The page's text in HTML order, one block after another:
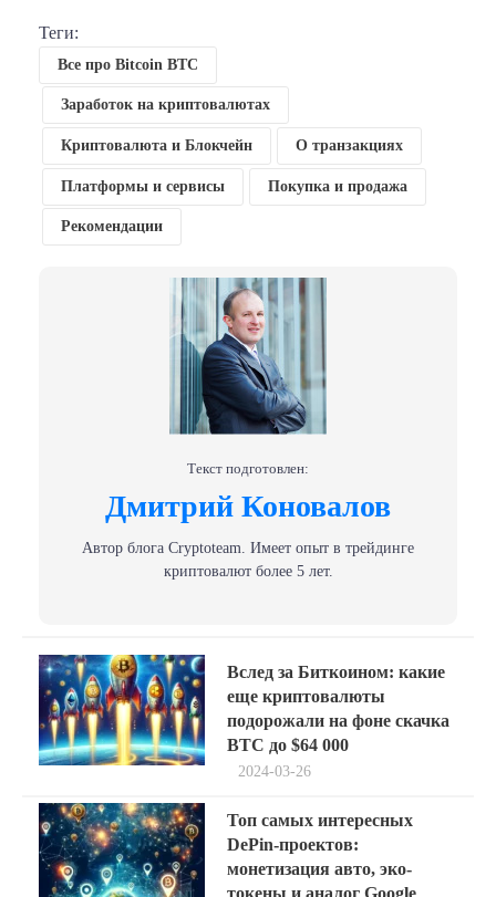
Теги:
Все про Bitcoin BTC
Заработок на криптовалютах
Криптовалюта и Блокчейн О транзакциях
Платформы и сервисы Покупка и продажа
Рекомендации
Текст подготовлен:
Дмитрий Коновалов
Автор блога Сryptoteam. Имеет опыт в трейдинге
криптовалют более 5 лет.
Навигация
по
записям
Вслед за Биткоином: какие
еще криптовалюты
подорожали на фоне скачка
BTC до $64 000
2024-03-26
post:
Топ самых интересных
DePin-проектов:
монетизация авто, эко-
токены и аналог Google